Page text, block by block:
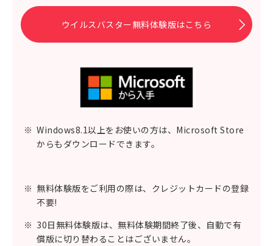
ウイルスバスター無料体験版はこちら
※ Windows8.1以上をお使いの方は、Microsoft Store
からもダウンロードできます。
※ 無料体験版をご利用の際は、クレジットカードの登録
不要!
※ 30日無料体験版は、無料体験期間終了後、自動で有
償版に切り替わることはございません。